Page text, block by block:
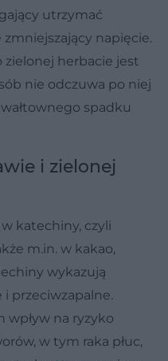
utrzymać
napięcie.
herbacie jest
nie odczuwa po niej
spadku
i zielonej
katechiny, czyli
m.in. w kakao,
wykazują
i przeciwzapalne.
wpływ na ryzyko
w tym raka płuc,